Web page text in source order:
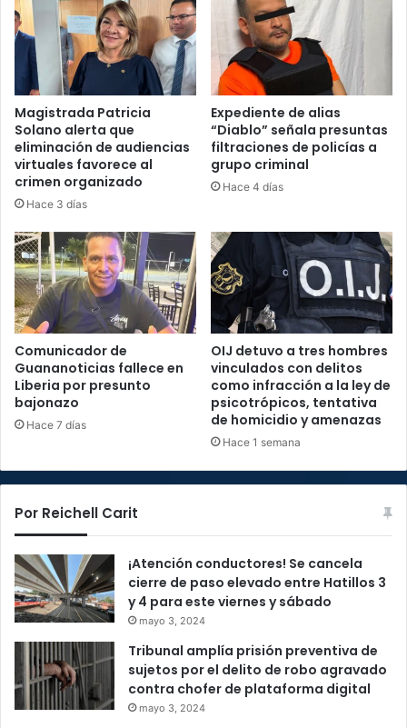
este
tipo
de
tecnología
Magistrada Patricia
Solano alerta que
eliminación de audiencias
virtuales favorece al
crimen organizado
Hace 3 días
Expediente de alias
“Diablo” señala presuntas
filtraciones de policías a
grupo criminal
Hace 4 días
Comunicador de
Guananoticias fallece en
Liberia por presunto
bajonazo
Hace 7 días
OIJ detuvo a tres hombres
vinculados con delitos
como infracción a la ley de
psicotrópicos, tentativa
de homicidio y amenazas
Hace 1 semana
Por Reichell Carit
¡Atención conductores! Se cancela
cierre de paso elevado entre Hatillos 3
y 4 para este viernes y sábado
mayo 3, 2024
Tribunal amplía prisión preventiva de
sujetos por el delito de robo agravado
contra chofer de plataforma digital
mayo 3, 2024